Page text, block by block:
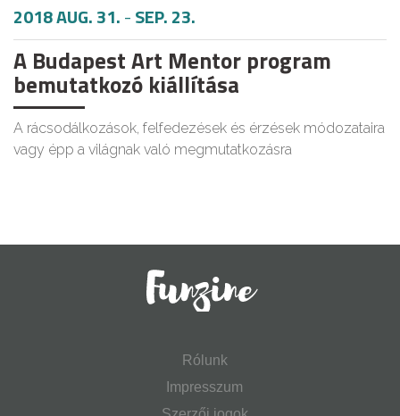
2018 AUG. 31.-SEP. 23.
A Budapest Art Mentor program
bemutatkozó kiállítása
A rácsodálkozások, felfedezések és érzések módozataira
vagy épp a világnak való megmutatkozásra
Rólunk
Impresszum